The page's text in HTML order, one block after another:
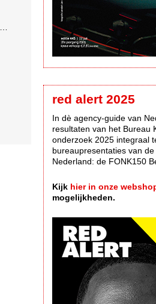
red alert 2025
In dè agency-guide van
resultaten van het Bureau
onderzoek 2025 integraal
bureaupresentaties van
Nederland: de FONK150
Kijk hier in onze
mogelijkheden.